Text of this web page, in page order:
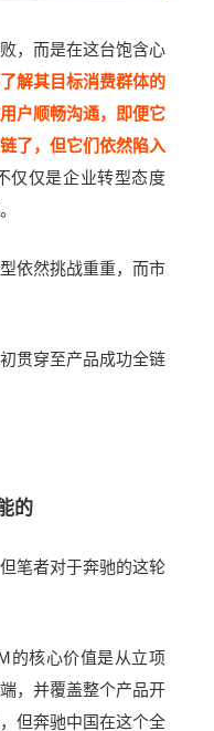
，而是在这台饱含心
解其目标消费群体的
户顺畅沟通，即便它
了，但它们依然陷入
仅仅是企业转型态度
依然挑战重重，而市
贯穿至产品成功全链
的
笔者对于奔驰的这轮
的核心价值是从立项
，并覆盖整个产品开
但奔驰中国在这个全